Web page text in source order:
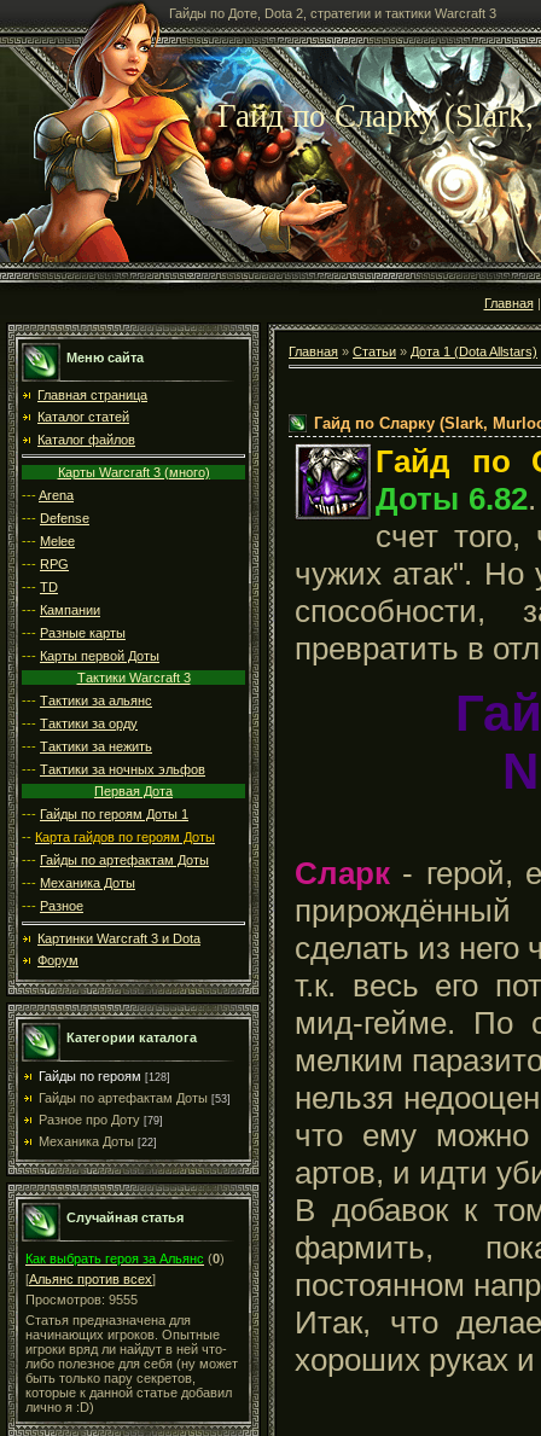
Гайды по Доте, Dota 2, стратегии и тактики Warcraft 3
Гайд по Сларку
Главная
Меню сайта
Главная страница
Каталог статей
Каталог файлов
Карты Warcraft 3 (много)
---Arena
--- Defense
--- Melee
--- RPG
--- TD
--- Кампании
--- Разные карты
--- Карты первой Доты
Тактики Warcraft 3
--- Тактики за альянс
--- Тактики за орду
--- Тактики за нежить
--- Тактики за ночных эльфов
Первая Дота
--- Гайды по героям Доты 1
-- Карта гайдов по героям Доты
--- Гайды по артефактам Доты
--- Механика Доты
--- Разное
Картинки Warcraft 3 и Dota
Форум
Категории каталога
Гайды по героям [128]
Гайды по артефактам Доты [53]
Разное про Доту [79]
Механика Доты [22]
Случайная статья
Как выбрать героя за Альянс (0)
[Альянс против всех]
Просмотров: 9555
Статья предназначена для
начинающих игроков. Опытные
игроки вряд ли найдут в ней что-
либо полезное для себя (ну может
быть только пару секретов,
которые к данной статье добавил
лично я :D)
Главная » Статьи » Дота 1 (Dota Allstars)
Гайд по Сларку (Slark,
Гайд по
Доты 6.82
счет
чужих атак". Но
превратить в
Сларк - герой,
сделать из него
т.к. весь его
мид-гейме. По
мелким
нельзя
что ему можно
артов, и идти
В добавок к
фармить,
постоянном
Итак, что
хороших руках